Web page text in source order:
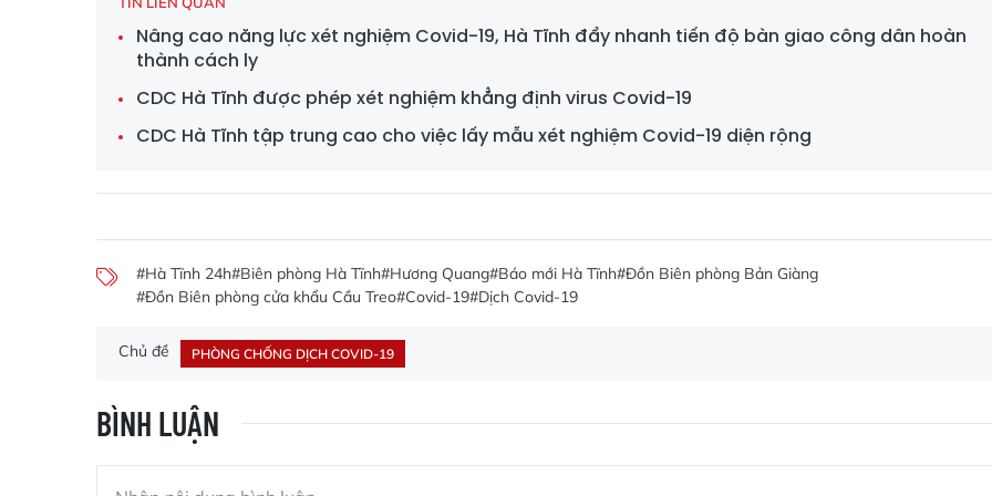
Nâng cao năng lực xét nghiệm Covid-19, Hà Tĩnh đẩy nhanh tiến độ bàn giao công dân hoàn
thành cách ly
CDC Hà Tĩnh được phép xét nghiệm khẳng định virus Covid-19
CDC Hà Tĩnh tập trung cao cho việc lấy mẫu xét nghiệm Covid-19 diện rộng
#Hà Tĩnh 24h#Biên phòng Hà Tĩnh#Hương Quang#Báo mới Hà Tĩnh#Đồn Biên phòng Bản Giàng
#Đồn Biên phòng cửa khẩu Cầu Treo#Covid-19#Dịch Covid-19
Chủ đề PHÒNG CHỐNG DỊCH COVID-19
BÌNH LUẬN